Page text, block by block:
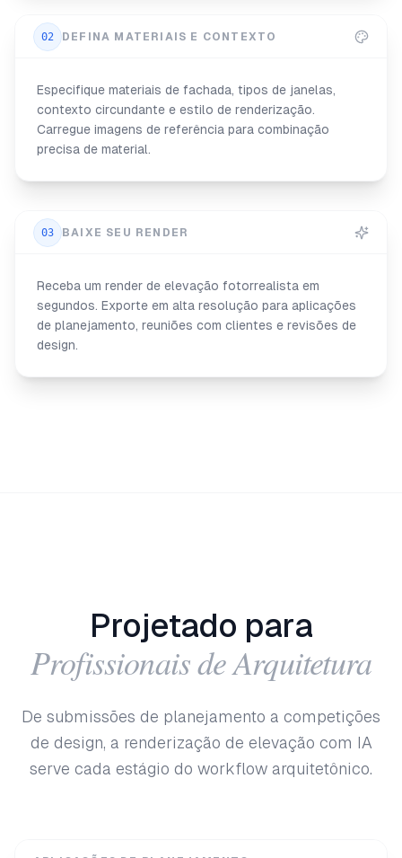
02 DEFINA MATERIAIS E CONTEXTO
Especifique materiais de fachada, tipos de janelas,
contexto circundante e estilo de renderização.
Carregue imagens de referência para combinação
precisa de material.
03 BAIXE SEU RENDER
Receba um render de elevação fotorrealista em
segundos. Exporte em alta resolução para aplicações
de planejamento, reuniões com clientes e revisões de
design.
Projetado para
Profissionais de Arquitetura
De submissões de planejamento a competições
de design, a renderização de elevação com IA
serve cada estágio do workflow arquitetônico.